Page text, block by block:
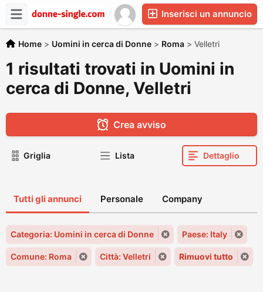
Inserisci un annuncio
Home > Uomini in cerca di Donne > Roma > Velletri
1 risultati trovati in Uomini in
cerca di Donne, Velletri
Crea avviso
Griglia Lista Dettaglio
Tutti gli annunci Personale Company
Categoria: Uomini in cerca di Donne Paese: Italy
Comune: Roma Città: Velletri Rimuovi tutto